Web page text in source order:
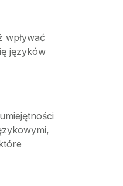
wpływać
języków